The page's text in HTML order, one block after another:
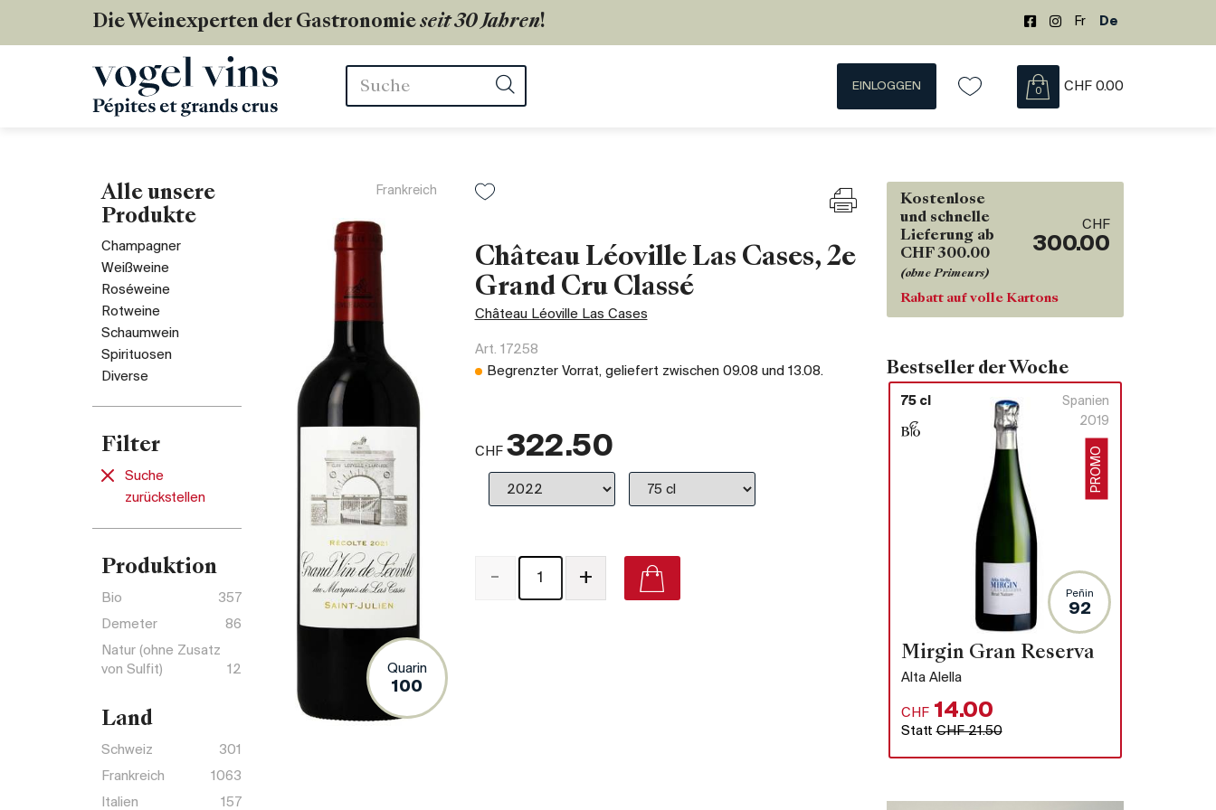
Die Weinexperten der Gastronomie seit 30 Jahren! Fr De
Stichwörter
EINLOGGEN 0 CHF 0.00
Alle unsere
Produkte
Champagner
Weißweine
Roséweine
Rotweine
Schaumwein
Spirituosen
Diverse
Filter
Suche
zurückstellen
Produktion
Bio
357
Demeter
86
Natur (ohne Zusatz
von Sulfit)
12
Land
Schweiz
301
Frankreich
1063
Italien
157
Frankreich
Quarin
100
Château Léoville Las Cases, 2e
Grand Cru Classé
Château Léoville Las Cases
Art. 17258
Begrenzter Vorrat, geliefert zwischen 09.08 und 13.08.
CHF 322.50
- +
Kostenlose
und schnelle
Lieferung ab
CHF 300.00
(ohne Primeurs)
CHF
300.00
Rabatt auf volle Kartons
Bestseller der Woche
75 cl
Spanien
2019
PROMO
Peñin
92
Mirgin Gran Reserva
Alta Alella
CHF 14.00
StattCHF 21.50